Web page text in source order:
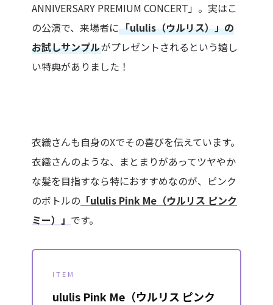
ANNIVERSARY PREMIUM CONCERT」。実はこ
の公演で、来場者に「ululis（ウルリス）」の
お試しサンプルがプレゼントされるという嬉し
い特典がありました！
衣織さんも自身のXでその喜びを伝えています。
衣織さんのような、まとまりがあってツヤやか
な髪を目指すなら特におすすめなのが、ピンク
のボトルの 「ululis Pink Me（ウルリス ピンク
ミー）」 です。
ITEM
ululis Pink Me（ウルリス ピンク